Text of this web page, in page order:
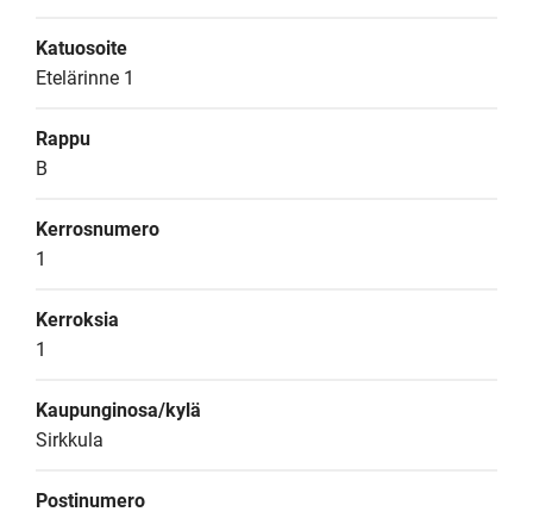
Katuosoite
Etelärinne 1
Rappu
B
Kerrosnumero
1
Kerroksia
1
Kaupunginosa/kylä
Sirkkula
Postinumero